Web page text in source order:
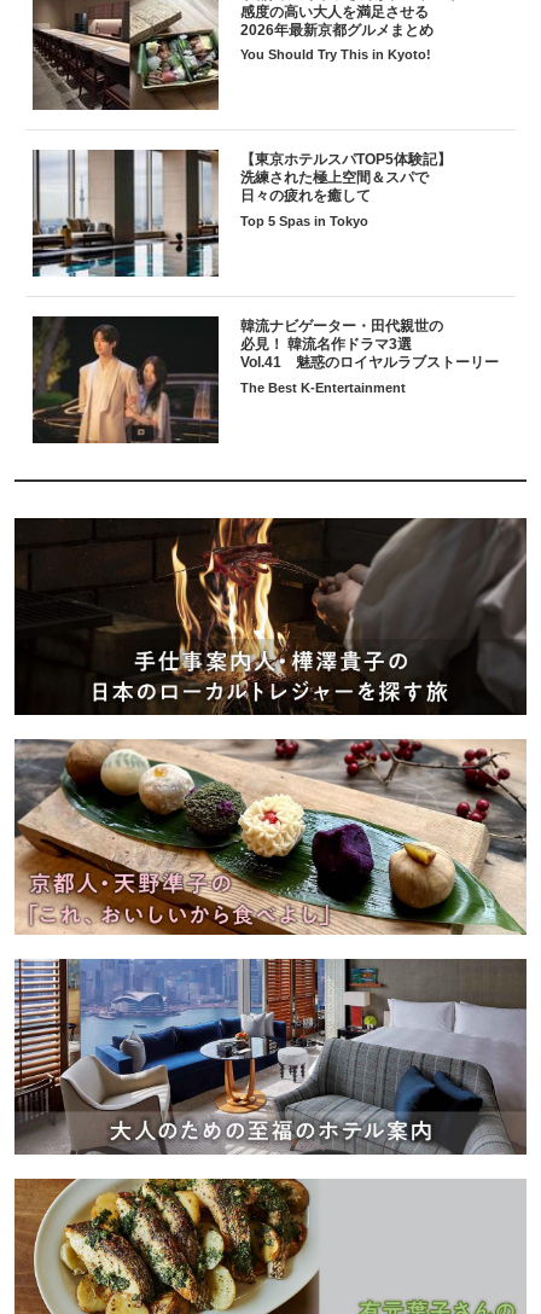
感度の高い大人を満足させる
2026年最新京都グルメまとめ
You Should Try This in Kyoto!
【東京ホテルスパTOP5体験記】
洗練された極上空間＆スパで
日々の疲れを癒して
Top 5 Spas in Tokyo
韓流ナビゲーター・田代親世の
必見！ 韓流名作ドラマ3選
Vol.41 魅惑のロイヤルラブストーリー
The Best K-Entertainment